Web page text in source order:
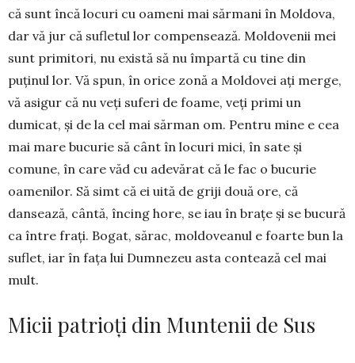
că sunt încă locuri cu oa­meni mai sărmani în Moldova,
dar vă jur că sufletul lor compensează. Moldovenii mei
sunt primitori, nu există să nu împar­tă cu tine din
puţinul lor. Vă spun, în ori­ce zonă a Moldovei aţi merge,
vă asigur că nu veţi suferi de foame, veţi primi un
dumicat, şi de la cel mai sărman om. Pentru mine e cea
mai mare bucurie să cânt în locuri mici, în sate şi
comune, în care văd cu adevărat că le fac o bucurie
oamenilor. Să simt că ei uită de griji două ore, că
dansează, cântă, încing hore, se iau în braţe şi se bucură
ca între fraţi. Bogat, sărac, moldoveanul e foarte bun la
suflet, iar în faţa lui Dumnezeu asta contează cel mai
mult.
Micii patrioți din Muntenii de Sus